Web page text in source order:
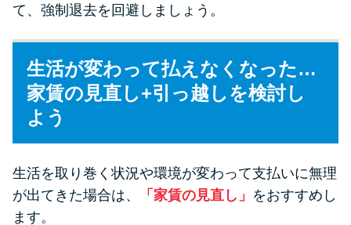
て、強制退去を回避しましょう。
生活が変わって払えなくなった…
家賃の見直し+引っ越しを検討し
よう
生活を取り巻く状況や環境が変わって支払いに無理
が出てきた場合は、
「家賃の見直し」 をおすすめし
ます。